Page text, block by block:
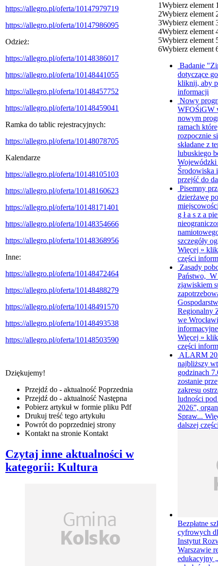
https://allegro.pl/oferta/10147979719
https://allegro.pl/oferta/10147986095
Odzież:
https://allegro.pl/oferta/10148386017
https://allegro.pl/oferta/10148441055
https://allegro.pl/oferta/10148457752
https://allegro.pl/oferta/10148459041
Ramka do tablic rejestracyjnych:
https://allegro.pl/oferta/10148078705
Kalendarze
https://allegro.pl/oferta/10148105103
https://allegro.pl/oferta/10148160623
https://allegro.pl/oferta/10148171401
https://allegro.pl/oferta/10148354666
https://allegro.pl/oferta/10148368956
Inne:
https://allegro.pl/oferta/10148472464
https://allegro.pl/oferta/10148488279
https://allegro.pl/oferta/10148491570
https://allegro.pl/oferta/10148493538
https://allegro.pl/oferta/10148503590
Dziękujemy!
Przejdź do - aktualność Poprzednia
Przejdź do - aktualność Następna
Pobierz artykuł w formie pliku Pdf
Drukuj treść tego artykułu
Powrót do poprzedniej strony
Kontakt na stronie Kontakt
Czytaj inne aktualności w
kategorii: Kultura
1Wybierz element
2Wybierz element
3Wybierz element
4Wybierz element
5Wybierz element
6Wybierz element
Badanie
dotyczące
kliknij, aby
informacji
Nowy
WFOŚiGW
nowym
ramach
rozpocznie
składane z
lubuskiego
Wojewódzki
Środowiska
przejść do
Pisemny
dzierżawę
g ł a s z a
szczegóły
Więcej »
części
Zasady
Państwo, W
zjawiskiem
Regionalny
we
Więcej »
części
ALARM
najbliższy
godzinach
zostanie
zakresu
ludności
2026”,
Spraw...
dalszej
Bezpłatne
cyfrowych
Instytut
Warszawie
edukacyjny